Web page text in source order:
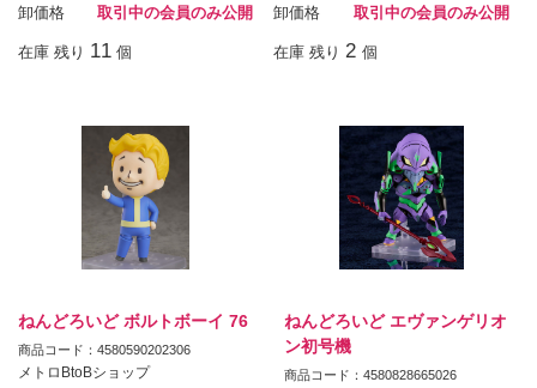
卸価格
取引中の会員のみ公開
在庫 残り 11 個
卸価格
取引中の会員のみ公開
在庫 残り 2 個
ねんどろいど ボルトボーイ 76
商品コード：4580590202306
メトロBtoBショップ
ねんどろいど エヴァンゲリオ
ン初号機
商品コード：4580828665026